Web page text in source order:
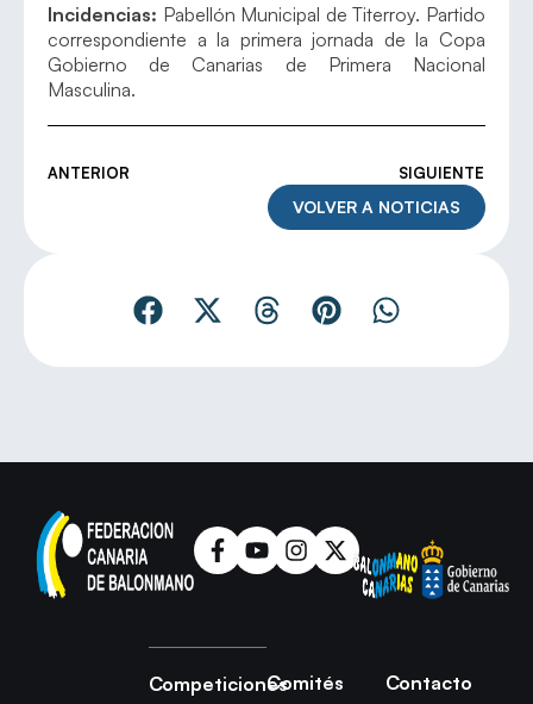
Incidencias: Pabellón Municipal de Titerroy. Partido
correspondiente a la primera jornada de la Copa
Gobierno de Canarias de Primera Nacional
Masculina.
ANTERIOR SIGUIENTE
VOLVER A NOTICIAS
CompeticionesComités
Contacto